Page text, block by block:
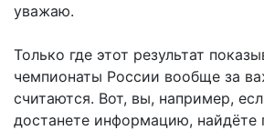
уважаю.
Только где этот результат
чемпионаты России вообще за
считаются. Вот, вы, например,
достанете информацию, найдёте